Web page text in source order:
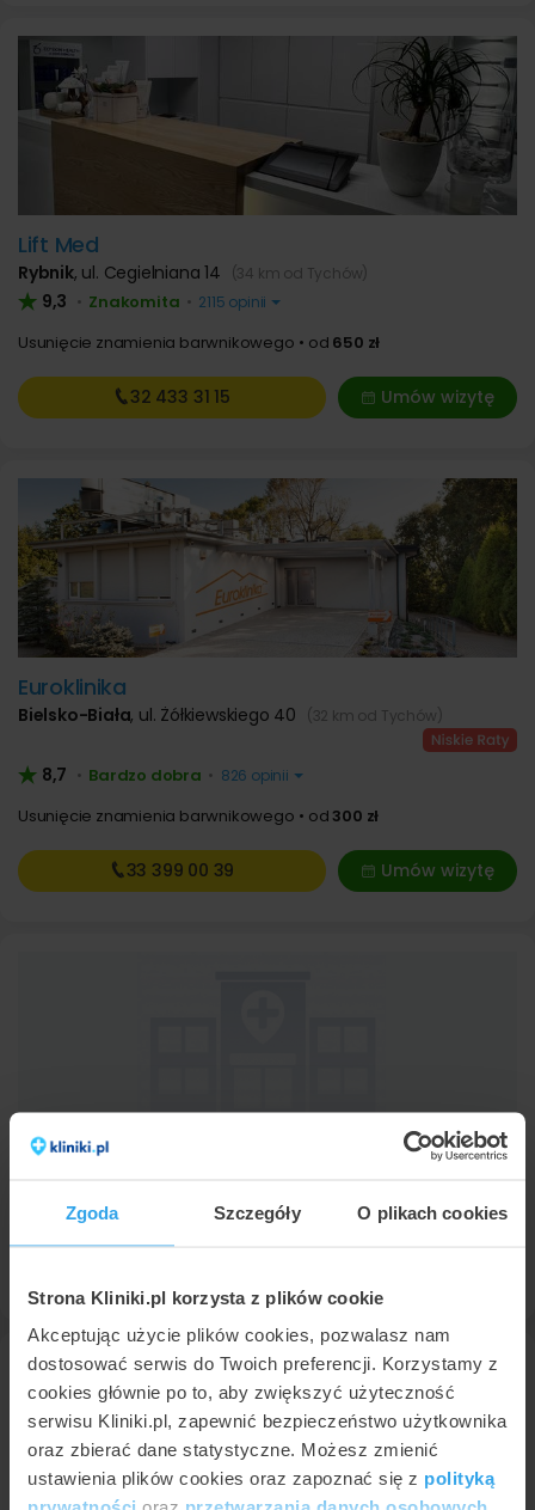
Zgoda Szczegóły O plikach cookies
Strona Kliniki.pl korzysta z plików cookie
Akceptując użycie plików cookies, pozwalasz nam
dostosować serwis do Twoich preferencji. Korzystamy z
cookies głównie po to, aby zwiększyć użyteczność
serwisu Kliniki.pl, zapewnić bezpieczeństwo użytkownika
oraz zbierać dane statystyczne. Możesz zmienić
ustawienia plików cookies oraz zapoznać się z polityką
Lift Med
Rybnik, ul. Cegielniana 14 (34 km od Tychów)
9,3 • Znakomita • 2115 opinii
Usunięcie znamienia barwnikowego od 650 zł
Umów wizytę
32 433 31 15
Euroklinika
Bielsko-Biała, ul. Żółkiewskiego 40 (32 km od Tychów)
8,7 • Bardzo dobra • 826 opinii
Usunięcie znamienia barwnikowego od 300 zł
Umów wizytę
33 399 00 39
Centrum Okulistyczne Weiss Klinik
9,2•Znakomita 378 opinii